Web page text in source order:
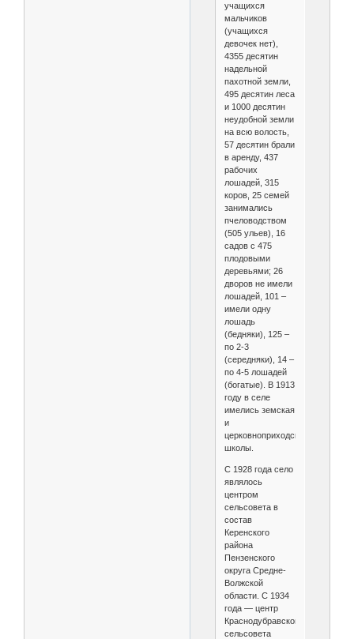
учащихся
мальчиков
(учащихся
девочек нет),
4355 десятин
надельной
пахотной земли,
495 десятин леса
и 1000 десятин
неудобной земли
на всю волость,
57 десятин брали
в аренду, 437
рабочих
лошадей, 315
коров, 25 семей
занимались
пчеловодством
(505 ульев), 16
садов с 475
плодовыми
деревьями; 26
дворов не имели
лошадей, 101 –
имели одну
лошадь
(бедняки), 125 –
по 2-3
(середняки), 14 –
по 4-5 лошадей
(богатые). В 1913
году в селе
имелись земская
и
церковноприходская
школы.
С 1928 года село
являлось
центром
сельсовета в
состав
Керенского
района
Пензенского
округа Средне-
Волжской
области. С 1934
года — центр
Краснодубравского
сельсовета